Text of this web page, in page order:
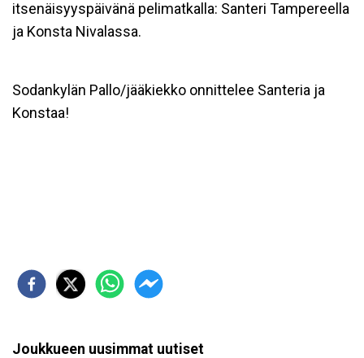
itsenäisyyspäivänä pelimatkalla: Santeri Tampereella
ja Konsta Nivalassa.
Sodankylän Pallo/jääkiekko onnittelee Santeria ja
Konstaa!
Joukkueen uusimmat uutiset